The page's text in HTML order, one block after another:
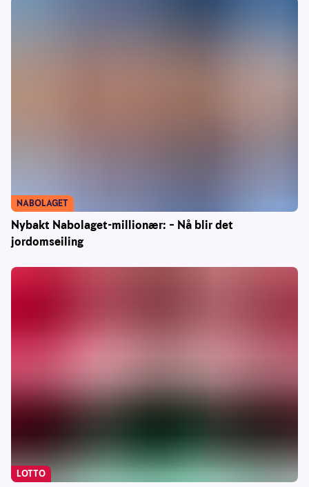
Nybakt Nabolaget-millionær: – Nå blir det
jordomseiling
NABOLAGET
LOTTO